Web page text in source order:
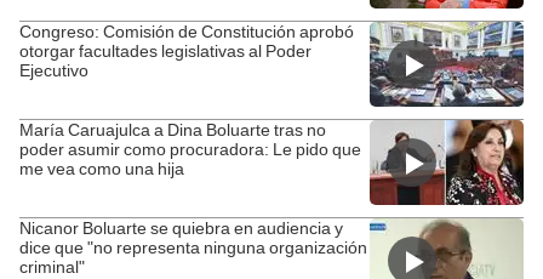
Congreso: Comisión de Constitución aprobó
otorgar facultades legislativas al Poder
Ejecutivo
María Caruajulca a Dina Boluarte tras no
poder asumir como procuradora: Le pido que
me vea como una hija
Nicanor Boluarte se quiebra en audiencia y
dice que "no representa ninguna organización
criminal"